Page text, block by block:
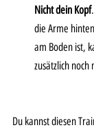
Nicht dein Kopf
die Arme
am Boden ist,
zusätzlich
Du kannst diesen